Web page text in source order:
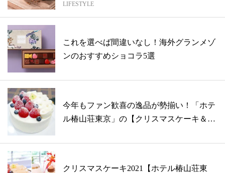
も...
LIFESTYLE
これを選べば間違いなし！海外グランメゾ
ンのおすすめショコラ5選
今年もファン歓喜の逸品が勢揃い！「ホテ
ル椿山荘東京」の【クリスマスケーキ＆ス
クリスマスケーキ2021【ホテル椿山荘東